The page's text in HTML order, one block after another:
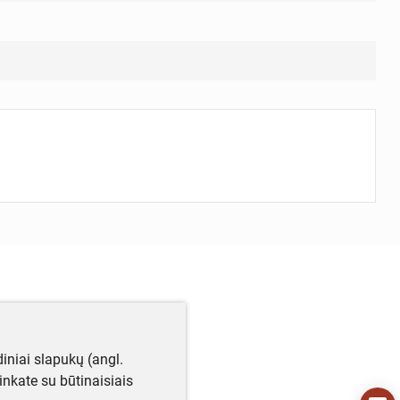
slapukų (angl.
su būtinaisiais